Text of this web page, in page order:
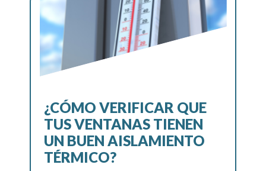
¿CÓMO VERIFICAR QUE
TUS VENTANAS TIENEN
UN BUEN AISLAMIENTO
TÉRMICO?